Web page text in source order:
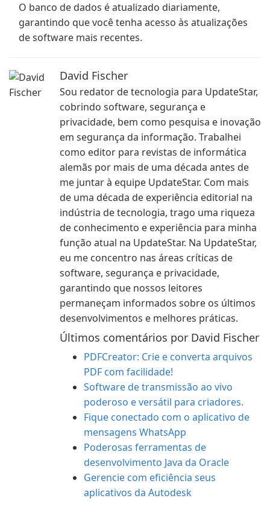
O banco de dados é atualizado diariamente,
garantindo que você tenha acesso às atualizações
de software mais recentes.
David Fischer
Sou redator de tecnologia para UpdateStar,
cobrindo software, segurança e
privacidade, bem como pesquisa e inovação
em segurança da informação. Trabalhei
como editor para revistas de informática
alemãs por mais de uma década antes de
me juntar à equipe UpdateStar. Com mais
de uma década de experiência editorial na
indústria de tecnologia, trago uma riqueza
de conhecimento e experiência para minha
função atual na UpdateStar. Na UpdateStar,
eu me concentro nas áreas críticas de
software, segurança e privacidade,
garantindo que nossos leitores
permaneçam informados sobre os últimos
desenvolvimentos e melhores práticas.
Últimos comentários por David Fischer
PDFCreator: Crie e converta arquivos
PDF com facilidade!
Software de transmissão ao vivo
poderoso e versátil para criadores.
Fique conectado com o aplicativo de
mensagens WhatsApp
Poderosas ferramentas de
desenvolvimento Java da Oracle
Gerencie com eficiência seus
aplicativos da Autodesk